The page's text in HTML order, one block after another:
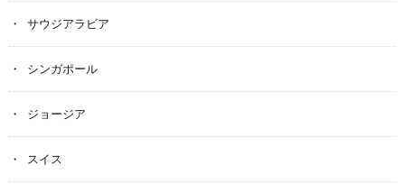
サウジアラビア
シンガポール
ジョージア
スイス